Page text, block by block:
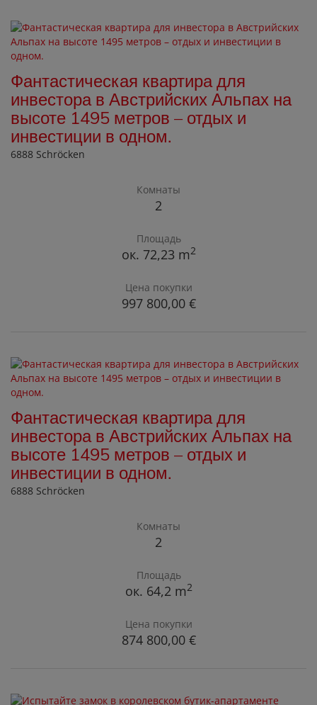
Фантастическая квартира для
инвестора в Австрийских Альпах на
высоте 1495 метров – отдых и
инвестиции в одном.
6888 Schröcken
Комнаты
2
Площадь
ок. 72,23 m2
Цена покупки
997 800,00 €
Фантастическая квартира для
инвестора в Австрийских Альпах на
высоте 1495 метров – отдых и
инвестиции в одном.
6888 Schröcken
Комнаты
2
Площадь
ок. 64,2 m2
Цена покупки
874 800,00 €